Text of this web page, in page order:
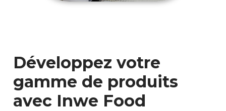
Développez votre
gamme de produits
avec Inwe Food